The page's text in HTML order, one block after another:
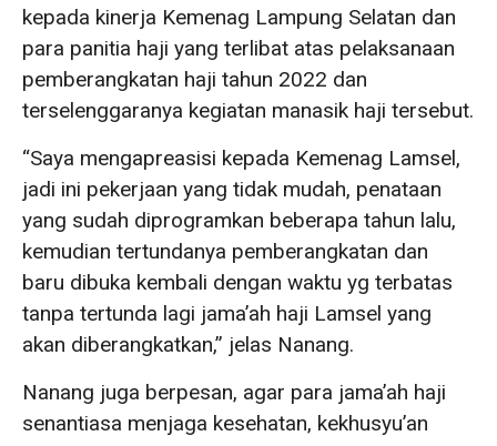
kepada kinerja Kemenag Lampung Selatan dan
para panitia haji yang terlibat atas pelaksanaan
pemberangkatan haji tahun 2022 dan
terselenggaranya kegiatan manasik haji tersebut.
“Saya mengapreasisi kepada Kemenag Lamsel,
jadi ini pekerjaan yang tidak mudah, penataan
yang sudah diprogramkan beberapa tahun lalu,
kemudian tertundanya pemberangkatan dan
baru dibuka kembali dengan waktu yg terbatas
tanpa tertunda lagi jama’ah haji Lamsel yang
akan diberangkatkan,” jelas Nanang.
Nanang juga berpesan, agar para jama’ah haji
senantiasa menjaga kesehatan, kekhusyu’an